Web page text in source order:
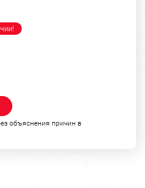
объяснения причин в